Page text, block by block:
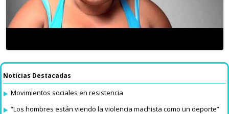
Noticias Destacadas
Movimientos sociales en resistencia
“Los hombres están viendo la violencia machista como un deporte”